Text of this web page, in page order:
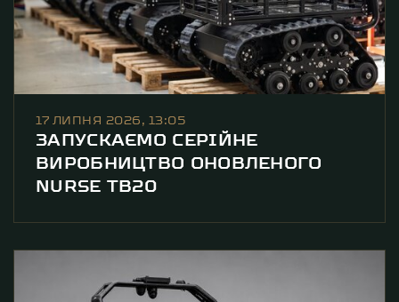
17 ЛИПНЯ 2026, 13:05
ЗАПУСКАЄМО СЕРІЙНЕ
ВИРОБНИЦТВО ОНОВЛЕНОГО
NURSE TB20